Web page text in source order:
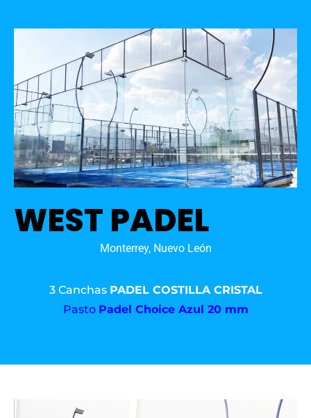
WEST PADEL
Monterrey, Nuevo León
3 Canchas PADEL COSTILLA CRISTAL
Pasto Padel Choice Azul 20 mm